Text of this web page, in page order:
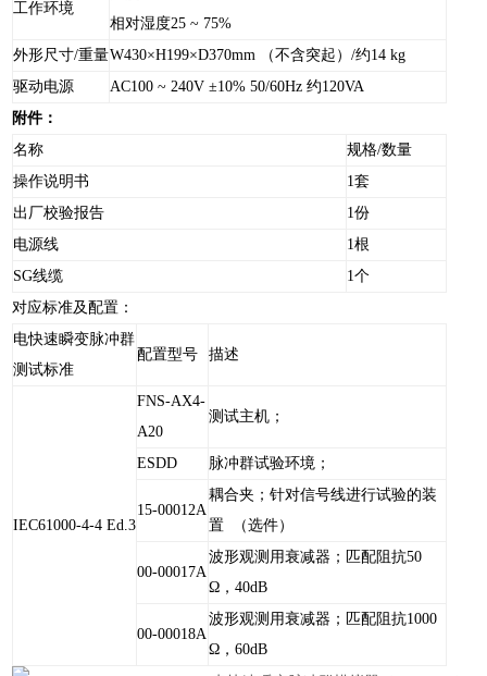
工作环境
相对湿度25 ~ 75%
外形尺寸/重量W430×H199×D370mm （不含突起）/约14 kg
驱动电源
AC100 ~ 240V ±10% 50/60Hz 约120VA
附件：
名称
规格/数量
操作说明书
1套
出厂校验报告
1份
电源线
1根
SG线缆
1个
对应标准及配置：
电快速瞬变脉冲群
测试标准
配置型号 描述
IEC61000-4-4 Ed.3
FNS-AX4-
A20
测试主机；
ESDD 脉冲群试验环境；
15-00012A
耦合夹；针对信号线进行试验的装
置 （选件）
00-00017A
波形观测用衰减器；匹配阻抗50
Ω，40dB
00-00018A
波形观测用衰减器；匹配阻抗1000
Ω，60dB